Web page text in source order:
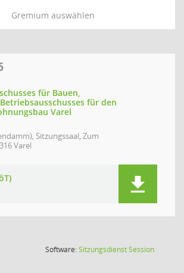
Gremium auswählen
für Bauen,
für den
Varel
Sitzungssaal, Zum
Varel
Software:SitzungsdienstSession(Wird in